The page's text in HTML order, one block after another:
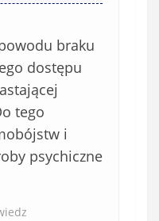
braku
dostępu
tego
i
psychiczne